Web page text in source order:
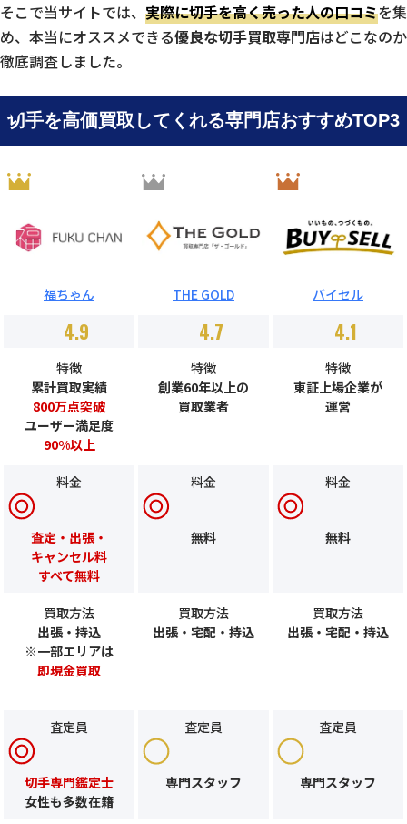
そこで当サイトでは、 実際に切手を高く売った人の口コミを集
め、本当にオススメできる優良な切手買取専門店はどこなのか
徹底調査しました。
切手を高価買取してくれる専門店おすすめTOP3
福ちゃん THE GOLD バイセル
4.9 4.7 4.1
特徴
累計買取実績
800万点突破
ユーザー満足度
90%以上
特徴
創業60年以上の
買取業者
特徴
東証上場企業が
運営
料金
査定・出張・
キャンセル料
すべて無料
料金
無料
料金
無料
買取方法
出張・持込
※一部エリアは
即現金買取
買取方法
出張・宅配・持込
買取方法
出張・宅配・持込
査定員
切手専門鑑定士
女性も多数在籍
査定員
専門スタッフ
査定員
専門スタッフ